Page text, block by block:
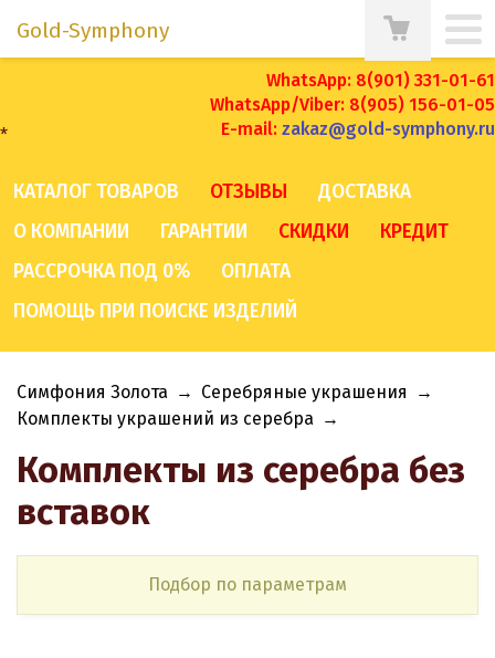
WhatsApp: 8(901) 331-01-61
WhatsApp/Viber: 8(905) 156-01-05
E-mail: zakaz@gold-symphony.ru
*
Gold-Symphony
КАТАЛОГ ТОВАРОВ ОТЗЫВЫ
ДОСТАВКА
О КОМПАНИИ
ГАРАНТИИ СКИДКИ
КРЕДИТ
РАССРОЧКА ПОД 0%
ОПЛАТА
ПОМОЩЬ ПРИ ПОИСКЕ ИЗДЕЛИЙ
Симфония Золота → Серебряные украшения
→
Комплекты украшений из серебра →
Комплекты из серебра без
вставок
Подбор по параметрам